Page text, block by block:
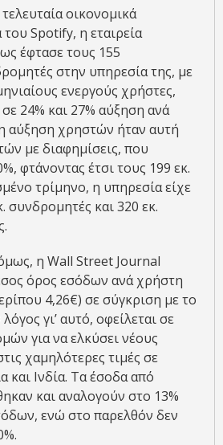
οικονομικά
Spotify, η εταιρεία
έφτασε τους 155
στην υπηρεσία της, με
ενεργούς χρήστες,
24% και 27% αύξηση ανά
αύξηση χρηστών ήταν αυτή
με διαφημίσεις, που
φτάνοντας έτσι τους 199 εκ.
τρίμηνο, η υπηρεσία είχε
συνδρομητές και 320 εκ.
η Wall Street Journal
όρος εσόδων ανά χρήστη
4,26€) σε σύγκριση με το
γι’ αυτό, οφείλεται σε
για να ελκύσει νέους
χαμηλότερες τιμές σε
και Ινδία. Τα έσοδα από
και αναλογούν στο 13%
ενώ στο παρελθόν δεν